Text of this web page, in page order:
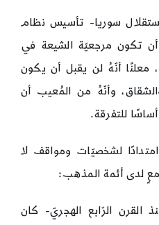
سوريا- تأسيس نظام
تكون مرجعيّة الشيعة في
أنّهُ لن يقبل أن يكون
وأنّهُ من المُعيب أن
للتفرقة.
امتدادًا لشخصيّات ومواقف لا
لدى أئمة المذهب:
القرن الرّابع الهجريّ- كان